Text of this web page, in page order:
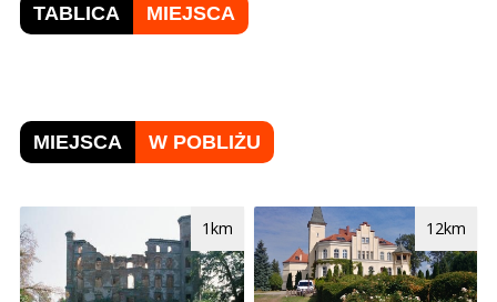
TABLICA MIEJSCA
MIEJSCA W POBLIŻU
1km 12km